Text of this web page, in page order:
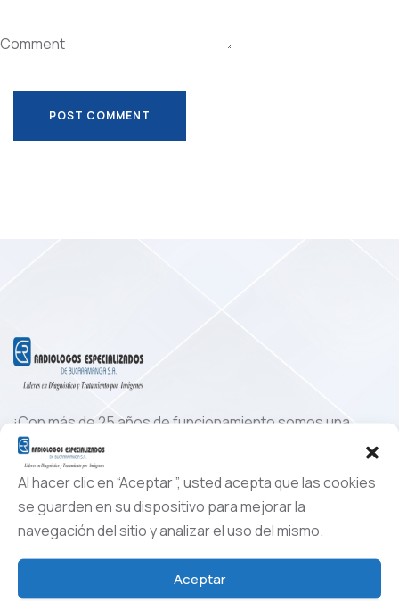
Al hacer clic en “Aceptar ”, usted acepta que las cookies
se guarden en su dispositivo para mejorar la
navegación del sitio y analizar el uso del mismo.
Aceptar
Comment
POST COMMENT
¡Con más de 25 años de funcionamiento somos una
empresa que se ha consolidado como una de las más
importantes en el oriente colombiano!
www.radiologosespecializados.com.co